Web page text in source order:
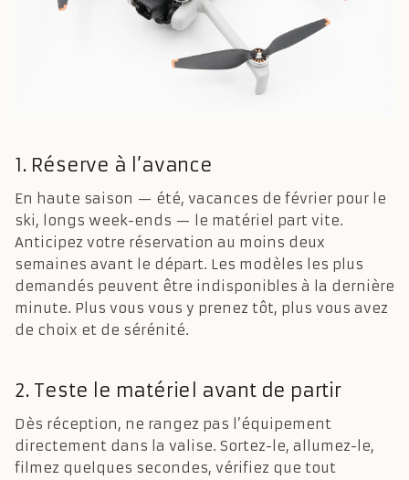
1. Réserve à l’avance
En haute saison — été, vacances de février pour le
ski, longs week-ends — le matériel part vite.
Anticipez votre réservation au moins deux
semaines avant le départ. Les modèles les plus
demandés peuvent être indisponibles à la dernière
minute. Plus vous vous y prenez tôt, plus vous avez
de choix et de sérénité.
2. Teste le matériel avant de partir
Dès réception, ne rangez pas l’équipement
directement dans la valise. Sortez-le, allumez-le,
filmez quelques secondes, vérifiez que tout